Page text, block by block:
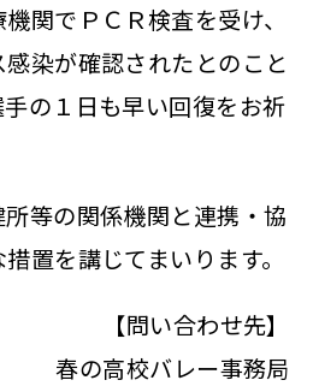
関でＰＣＲ検査を受け、
染が確認されたとのこと
の１日も早い回復をお祈
等の関係機関と連携・協
置を講じてまいります。
【問い合わせ先】
春の高校バレー事務局